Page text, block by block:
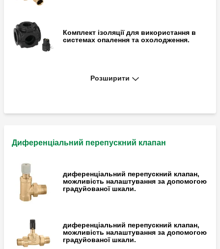
Комплект ізоляції для використання в
системах опалення та охолодження.
Моторизований триходовий кульовий
для моторизованих кульових зонних
кранів серії 6445.
моторизований триходовий кульовий
клапан для систем опалення та
запасні приводи для моторизованих
триходових клапанів серії 638.
Розширити
Диференціальний перепускний клапан
диференціальний перепускний клапан,
можливість налаштування за допомогою
градуйованої шкали.
диференціальний перепускний клапан,
можливість налаштування за допомогою
градуйованої шкали.